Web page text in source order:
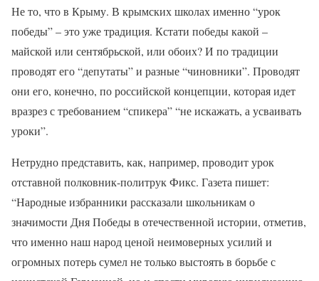
Не то, что в Крыму. В крымских школах именно “урок
победы” – это уже традиция. Кстати победы какой –
майской или сентябрьской, или обоих? И по традиции
проводят его “депутаты” и разные “чиновники”. Проводят
они его, конечно, по российской концепции, которая идет
вразрез с требованием “спикера” “не искажать, а усваивать
уроки”.
Нетрудно представить, как, например, проводит урок
отставной полковник-политрук Фикс. Газета пишет:
“Народные избранники рассказали школьникам о
значимости Дня Победы в отечественной истории, отметив,
что именно наш народ ценой неимоверных усилий и
огромных потерь сумел не только выстоять в борьбе с